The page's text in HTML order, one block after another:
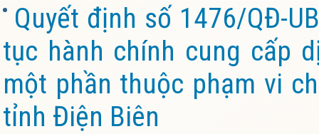
Quyết định số 1476/QĐ-
tục hành chính cung cấp
một phần thuộc phạm vi
tỉnh Điện Biên